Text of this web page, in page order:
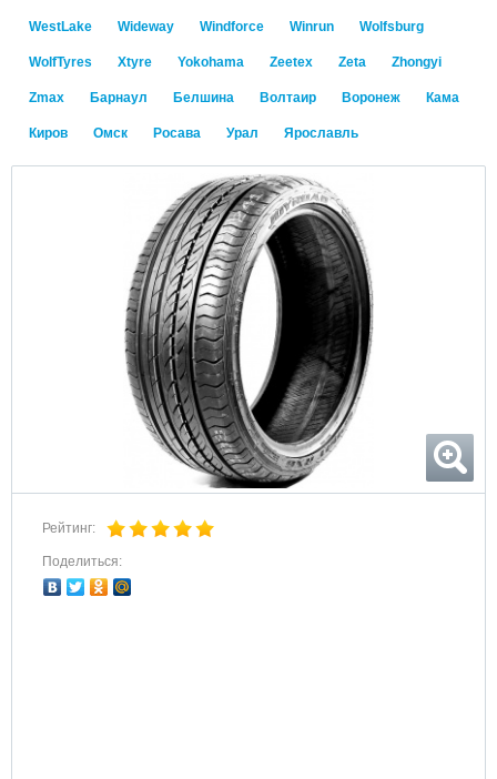
WestLake Wideway Windforce Winrun Wolfsburg
WolfTyres Xtyre Yokohama Zeetex Zeta Zhongyi
Zmax Барнаул Белшина Волтаир Воронеж Кама
Киров Омск Росава Урал Ярославль
Рейтинг:
Поделиться: